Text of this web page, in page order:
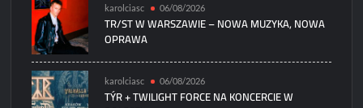
karolciasc 06/08/2026
TR/ST W WARSZAWIE – NOWA MUZYKA, NOWA
OPRAWA
karolciasc 06/08/2026
TÝR + TWILIGHT FORCE NA KONCERCIE W